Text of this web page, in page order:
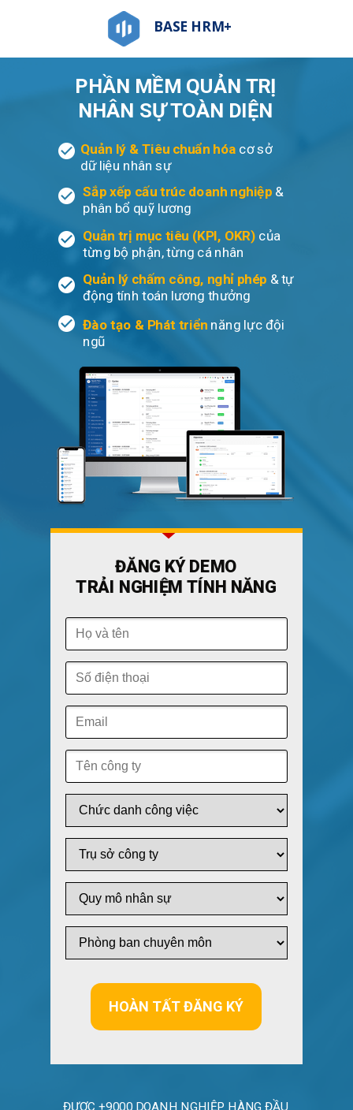
Quản lý & Tiêu chuẩn hóa cơ sở
dữ liệu nhân sự
HOÀN TẤT ĐĂNG KÝ
ĐĂNG KÝ DEMO
TRẢI NGHIỆM TÍNH NĂNG
BASE HRM+
PHẦN MỀM QUẢN TRỊ
NHÂN SỰ TOÀN DIỆN
ĐƯỢC +9000 DOANH NGHIỆP HÀNG ĐẦU
Quản trị mục tiêu (KPI, OKR) của
từng bộ phận, từng cá nhân
Quản lý chấm công, nghỉ phép & tự
động tính toán lương thưởng
Sắp xếp cấu trúc doanh nghiệp &
phân bổ quỹ lương
Đào tạo & Phát triển năng lực đội
ngũ